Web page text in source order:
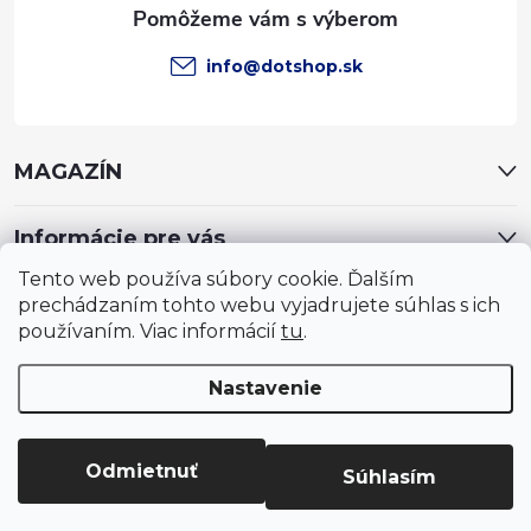
Tento web používa súbory cookie. Ďalším
prechádzaním tohto webu vyjadrujete súhlas s ich
používaním. Viac informácií tu.
Nastavenie
Odmietnuť Súhlasím
info@dotshop.sk
MAGAZÍN
Informácie pre vás
Copyright 2026DotShop - všetko pre záhradu, dom, chovateľa,
. Všetky práva vyhradené.Upraviť nastavenie cookies